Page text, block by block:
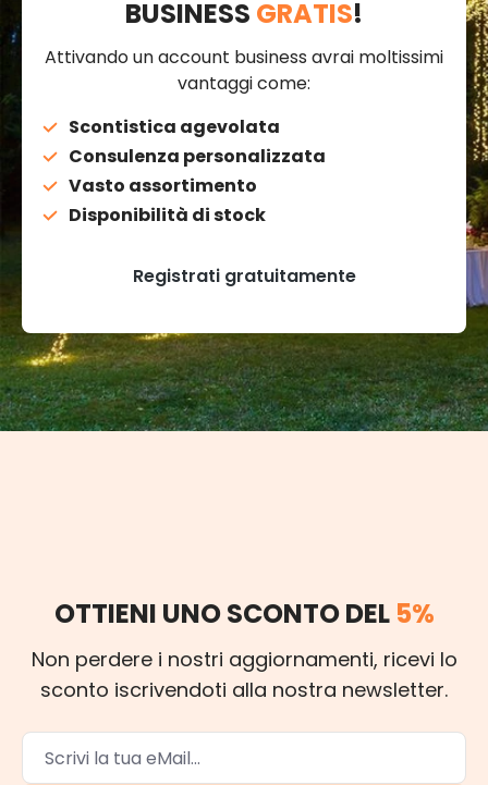
BUSINESS GRATIS!
Attivando un account business avrai moltissimi
vantaggi come:
Scontistica agevolata
Consulenza personalizzata
Vasto assortimento
Disponibilità di stock
Registrati gratuitamente
OTTIENI UNO SCONTO DEL 5%
Non perdere i nostri aggiornamenti, ricevi lo
sconto iscrivendoti alla nostra newsletter.